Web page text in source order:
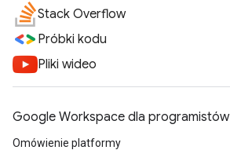
Stack Overflow
Próbki kodu
Pliki wideo
Google Workspace dla programistów
Omówienie platformy